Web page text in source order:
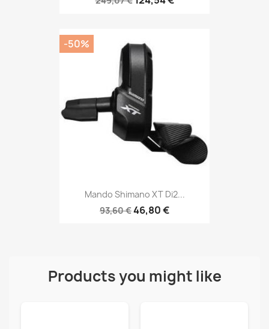
Mando Shimano XT Di2...
93,60 €46,80 €
-50%
Products you might like